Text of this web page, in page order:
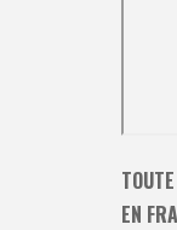
EN